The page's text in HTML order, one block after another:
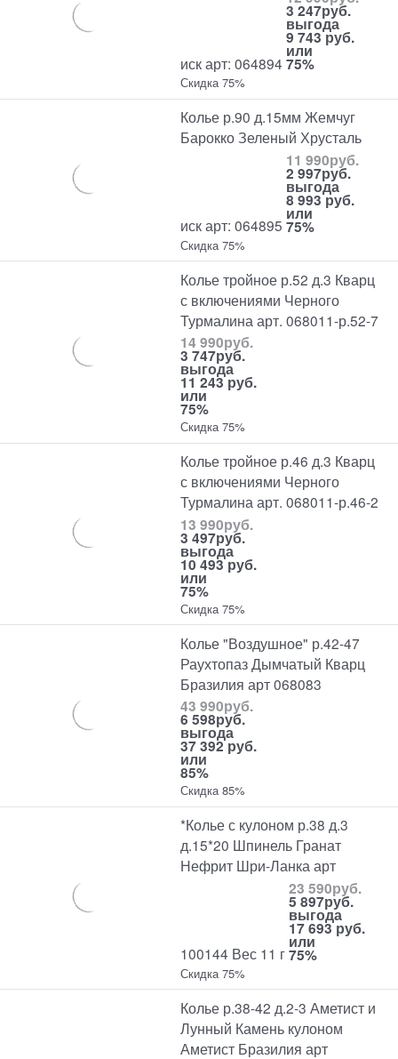
иск арт: 064894
3 247руб.
выгода
9 743 руб.
или
75%
Скидка 75%
Колье р.90 д.15мм Жемчуг
Барокко Зеленый Хрусталь
иск арт: 064895
11 990руб.
2 997руб.
выгода
8 993 руб.
или
75%
Скидка 75%
Колье тройное р.52 д.3 Кварц
с включениями Черного
Турмалина арт. 068011-р.52-7
14 990руб.
3 747руб.
выгода
11 243 руб.
или
75%
Скидка 75%
Колье тройное р.46 д.3 Кварц
с включениями Черного
Турмалина арт. 068011-р.46-2
13 990руб.
3 497руб.
выгода
10 493 руб.
или
75%
Скидка 75%
Колье "Воздушное" р.42-47
Раухтопаз Дымчатый Кварц
Бразилия арт 068083
43 990руб.
6 598руб.
выгода
37 392 руб.
или
85%
Скидка 85%
*Колье с кулоном р.38 д.3
д.15*20 Шпинель Гранат
Нефрит Шри-Ланка арт
100144 Вес 11 г
23 590руб.
5 897руб.
выгода
17 693 руб.
или
75%
Скидка 75%
Колье р.38-42 д.2-3 Аметист и
Лунный Камень кулоном
Аметист Бразилия арт